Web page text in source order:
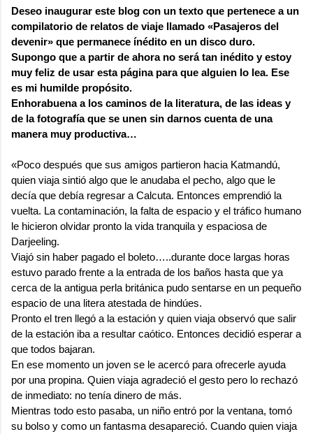
Deseo inaugurar este blog con un texto que pertenece a un
compilatorio de relatos de viaje llamado «Pasajeros del
devenir» que permanece ínédito en un disco duro.
Supongo que a partir de ahora no será tan inédito y estoy
muy feliz de usar esta página para que alguien lo lea. Ese
es mi humilde propósito.
Enhorabuena a los caminos de la literatura, de las ideas y
de la fotografía que se unen sin darnos cuenta de una
manera muy productiva…
«Poco después que sus amigos partieron hacia Katmandú,
quien viaja sintió algo que le anudaba el pecho, algo que le
decía que debía regresar a Calcuta. Entonces emprendió la
vuelta. La contaminación, la falta de espacio y el tráfico humano
le hicieron olvidar pronto la vida tranquila y espaciosa de
Darjeeling.
Viajó sin haber pagado el boleto…..durante doce largas horas
estuvo parado frente a la entrada de los baños hasta que ya
cerca de la antigua perla británica pudo sentarse en un pequeño
espacio de una litera atestada de hindúes.
Pronto el tren llegó a la estación y quien viaja observó que salir
de la estación iba a resultar caótico. Entonces decidió esperar a
que todos bajaran.
En ese momento un joven se le acercó para ofrecerle ayuda
por una propina. Quien viaja agradeció el gesto pero lo rechazó
de inmediato: no tenía dinero de más.
Mientras todo esto pasaba, un niño entró por la ventana, tomó
su bolso y como un fantasma desapareció. Cuando quien viaja